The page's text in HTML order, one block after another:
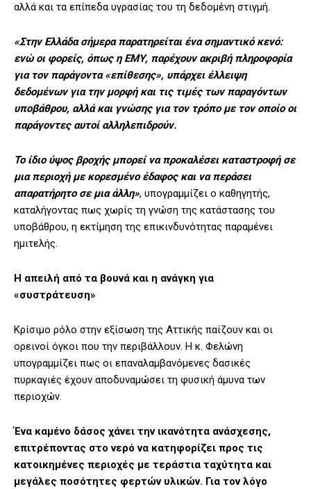
αλλά και τα επίπεδα υγρασίας του τη δεδομένη στιγμή.
«Στην Ελλάδα σήμερα παρατηρείται ένα σημαντικό κενό:
ενώ οι φορείς, όπως η ΕΜΥ, παρέχουν ακριβή πληροφορία
για τον παράγοντα «επίθεσης», υπάρχει έλλειψη
δεδομένων για την μορφή και τις τιμές των παραγόντων
υποβάθρου, αλλά και γνώσης για τον τρόπο με τον οποίο οι
παράγοντες αυτοί αλληλεπιδρούν.
Το ίδιο ύψος βροχής μπορεί να προκαλέσει καταστροφή σε
μια περιοχή με κορεσμένο έδαφος και να περάσει
απαρατήρητο σε μια άλλη», υπογραμμίζει ο καθηγητής,
καταλήγοντας πως χωρίς τη γνώση της κατάστασης του
υποβάθρου, η εκτίμηση της επικινδυνότητας παραμένει
ημιτελής.
Η απειλή από τα βουνά και η ανάγκη για
«συστράτευση»
Κρίσιμο ρόλο στην εξίσωση της Αττικής παίζουν και οι
ορεινοί όγκοι που την περιβάλλουν. Η κ. Φελώνη
υπογραμμίζει πως οι επαναλαμβανόμενες δασικές
πυρκαγιές έχουν αποδυναμώσει τη φυσική άμυνα των
περιοχών.
Ένα καμένο δάσος χάνει την ικανότητα ανάσχεσης,
επιτρέποντας στο νερό να κατηφορίζει προς τις
κατοικημένες περιοχές με τεράστια ταχύτητα και
μεγάλες ποσότητες φερτών υλικών. Για τον λόγο